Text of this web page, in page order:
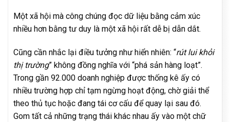
Một xã hội mà công chúng đọc dữ liệu bằng cảm xúc
nhiều hơn bằng tư duy là một xã hội rất dễ bị dẫn dắt.
Cũng cần nhắc lại điều tưởng như hiển nhiên: “rút lui khỏi
thị trường” không đồng nghĩa với “phá sản hàng loạt”.
Trong gần 92.000 doanh nghiệp được thống kê ấy có
nhiều trường hợp chỉ tạm ngừng hoạt động, chờ giải thể
theo thủ tục hoặc đang tái cơ cấu để quay lại sau đó.
Gom tất cả những trạng thái khác nhau ấy vào một chữ